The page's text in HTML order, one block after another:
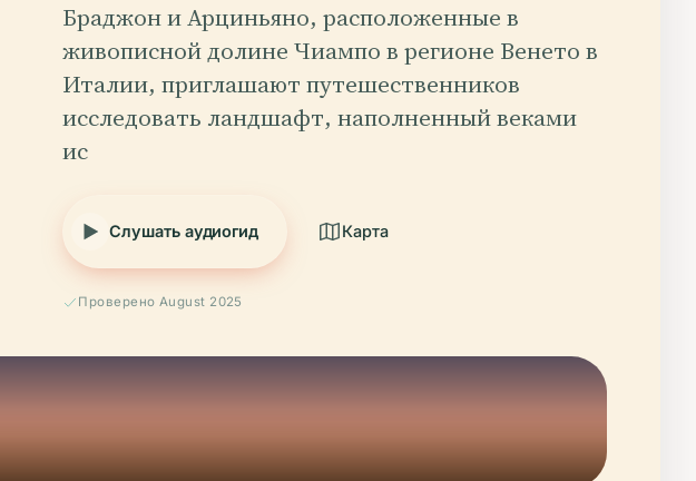
Браджон и Арциньяно, расположенные в
живописной долине Чиампо в регионе Венето в
Италии, приглашают путешественников
исследовать ландшафт, наполненный веками
ис
Слушать аудиогид Карта
Проверено August 2025